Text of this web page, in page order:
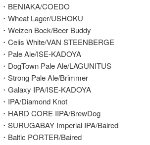
・BENIAKA/COEDO
・Wheat Lager/USHOKU
・Weizen Bock/Beer Buddy
・Celis White/VAN STEENBERGE
・Pale Ale/ISE-KADOYA
・DogTown Pale Ale/LAGUNITUS
・Strong Pale Ale/Brimmer
・Galaxy IPA/ISE-KADOYA
・IPA/Diamond Knot
・HARD CORE IIPA/BrewDog
・SURUGABAY Imperial IPA/Baired
・Baltic PORTER/Baired